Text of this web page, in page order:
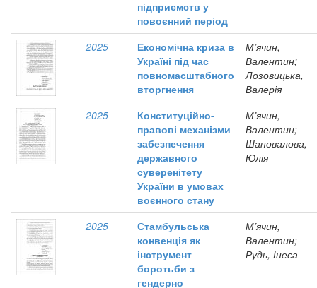
підприємств у
повоєнний період
2025
Економічна криза в
Україні під час
повномасштабного
вторгнення
М’ячин,
Валентин;
Лозовицька,
Валерія
2025
Конституційно-
правові механізми
забезпечення
державного
суверенітету
України в умовах
воєнного стану
М’ячин,
Валентин;
Шаповалова,
Юлія
2025
Стамбульська
конвенція як
інструмент
боротьби з
гендерно
М’ячин,
Валентин;
Рудь, Інеса